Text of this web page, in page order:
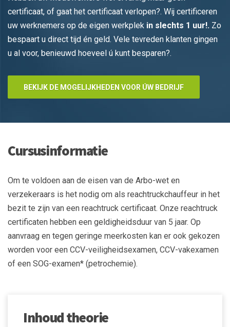
certificaat, of gaat het certificaat verlopen?. Wij certificeren
uw werknemers op de eigen werkplek in slechts 1 uur!. Zo
bespaart u direct tijd én geld. Vele tevreden klanten gingen
u al voor, benieuwd hoeveel ú kunt besparen?.
BEKIJK DE MOGELIJKHEDEN VOOR ÚW BEDRIJF
Cursusinformatie
Om te voldoen aan de eisen van de Arbo-wet en
verzekeraars is het nodig om als reachtruckchauffeur in het
bezit te zijn van een reachtruck certificaat. Onze reachtruck
certificaten hebben een geldigheidsduur van 5 jaar. Op
aanvraag en tegen geringe meerkosten kan er ook gekozen
worden voor een CCV-veiligheidsexamen, CCV-vakexamen
of een SOG-examen* (petrochemie).
Inhoud theorie